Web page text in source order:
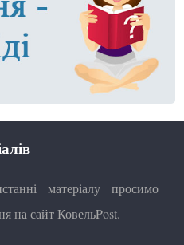
матеріалу просимо
на сайт КовельPost.